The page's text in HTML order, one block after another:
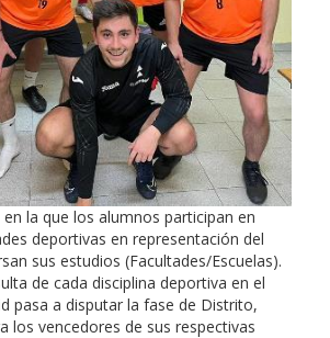
la que los alumnos participan en
deportivas en representación del
sus estudios (Facultades/Escuelas).
de cada disciplina deportiva en el
pasa a disputar la fase de Distrito,
los vencedores de sus respectivas